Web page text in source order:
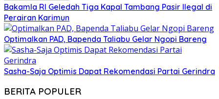
Bakamla RI Geledah Tiga Kapal Tambang Pasir Ilegal di
Perairan Karimun
Optimalkan PAD, Bapenda Taliabu Gelar Ngopi Bareng
Sasha-Saja Optimis Dapat Rekomendasi Partai Gerindra
BERITA POPULER